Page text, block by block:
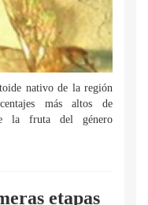
nativo de la región
más altos de
la fruta del género
etapas